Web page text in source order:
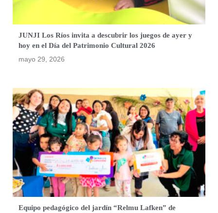
JUNJI Los Ríos invita a descubrir los juegos de ayer y
hoy en el Día del Patrimonio Cultural 2026
mayo 29, 2026
Equipo pedagógico del jardín “Relmu Lafken” de